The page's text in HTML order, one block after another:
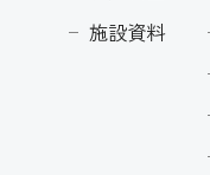
施設資料